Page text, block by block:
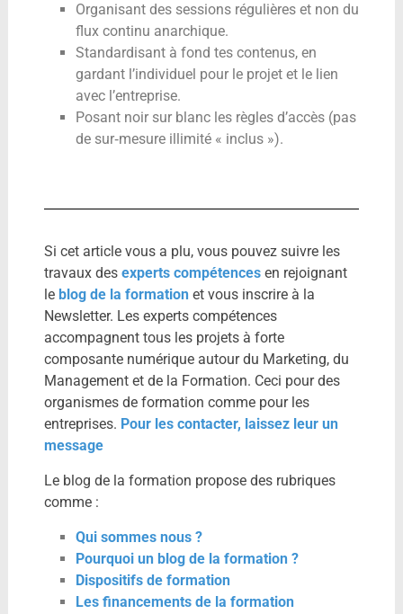
Organisant des sessions régulières et non du
flux continu anarchique.
Standardisant à fond tes contenus, en
gardant l’individuel pour le projet et le lien
avec l’entreprise.
Posant noir sur blanc les règles d’accès (pas
de sur‑mesure illimité « inclus »).
Si cet article vous a plu, vous pouvez suivre les
travaux des experts compétencesen rejoignant
le blog de la formation et vous inscrire à la
Newsletter. Les experts compétences
accompagnent tous les projets à forte
composante numérique autour du Marketing, du
Management et de la Formation. Ceci pour des
organismes de formation comme pour les
entreprises. Pour les contacter, laissez leur un
message
Le blog de la formation propose des rubriques
comme :
Qui sommes nous ?
Pourquoi un blog de la formation ?
Dispositifs de formation
Les financements de la formation